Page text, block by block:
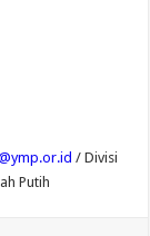
/ Divisi
Putih